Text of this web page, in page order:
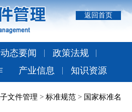
返回首页
动态要闻
政策法规
产业信息 知识资源
文件管理 > 标准规范> 国家标准名